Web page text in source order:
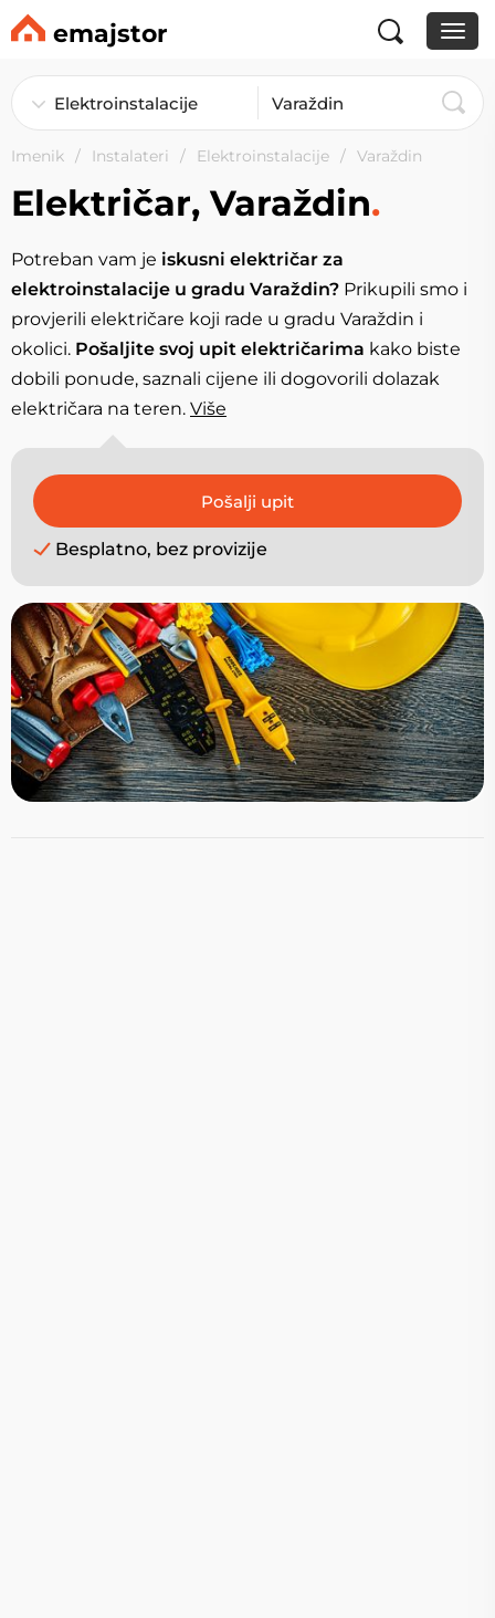
emajstor
Imenik Instalateri Elektroinstalacije Varaždin
Električar, Varaždin.
Potreban vam je iskusni električar za
elektroinstalacije u gradu Varaždin? Prikupili smo i
provjerili električare koji rade u gradu Varaždin i
okolici. Pošaljite svoj upit električarima kako biste
dobili ponude, saznali cijene ili dogovorili dolazak
električara na teren. Više
Besplatno, bez provizije